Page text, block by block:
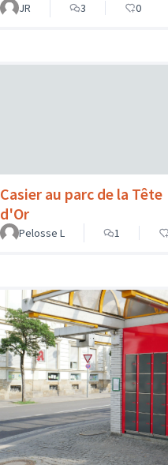
JR
3 0
Casier au parc de la Tête
d'Or
Pelosse L
1